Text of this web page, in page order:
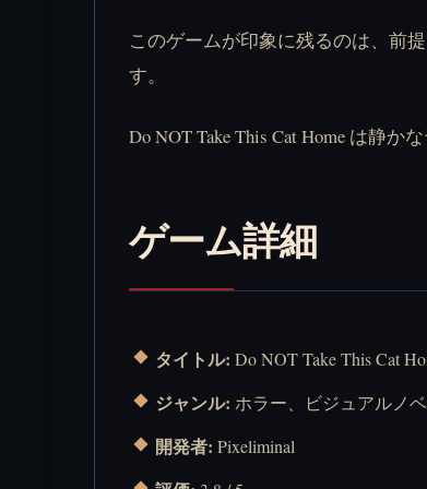
このゲームが印象に残るのは、前
す。
Do NOT Take This Cat Home は静
ゲーム詳細
タイトル: Do NOT Take This Cat
ジャンル: ホラー、ビジュアルノ
開発者: Pixeliminal